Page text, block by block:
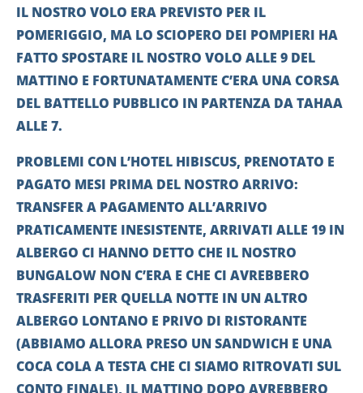
IL NOSTRO VOLO ERA PREVISTO PER IL
POMERIGGIO, MA LO SCIOPERO DEI POMPIERI HA
FATTO SPOSTARE IL NOSTRO VOLO ALLE 9 DEL
MATTINO E FORTUNATAMENTE C’ERA UNA CORSA
DEL BATTELLO PUBBLICO IN PARTENZA DA TAHAA
ALLE 7.
PROBLEMI CON L’HOTEL HIBISCUS, PRENOTATO E
PAGATO MESI PRIMA DEL NOSTRO ARRIVO:
TRANSFER A PAGAMENTO ALL’ARRIVO
PRATICAMENTE INESISTENTE, ARRIVATI ALLE 19 IN
ALBERGO CI HANNO DETTO CHE IL NOSTRO
BUNGALOW NON C’ERA E CHE CI AVREBBERO
TRASFERITI PER QUELLA NOTTE IN UN ALTRO
ALBERGO LONTANO E PRIVO DI RISTORANTE
(ABBIAMO ALLORA PRESO UN SANDWICH E UNA
COCA COLA A TESTA CHE CI SIAMO RITROVATI SUL
CONTO FINALE), IL MATTINO DOPO AVREBBERO